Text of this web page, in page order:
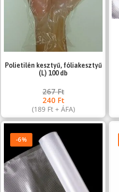
Polietilén kesztyű, fóliakesztyű
(L) 100 db
267Ft
240 Ft
(189 Ft+ ÁFA)
-6%